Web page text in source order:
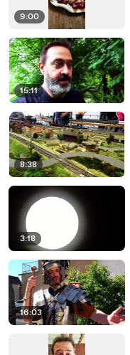
9:00
15:11
8:38
3:18
16:03